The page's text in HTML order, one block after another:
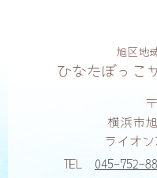
旭区地
ひなたぼっこ
横浜市
ライオ
TEL
045-752-